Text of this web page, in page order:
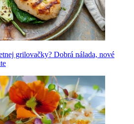
grilovačky? Dobrá nálada, nové